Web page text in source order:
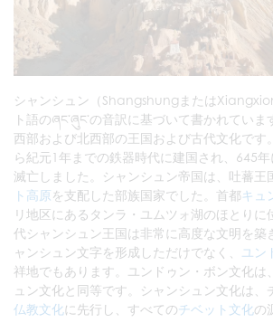
シャンシュン（Shangshungまたは
ト語のཞང་ཞུང་の音訳に基づいて書かれていま
西部および北西部の王国および古代文化です
ら紀元1年までの鉄器時代に建国され、645
滅亡しました。シャンシュン帝国は、吐蕃王
ト高原を支配した部族国家でした。首都キュ
リ地区にあるタンラ・ユムツォ湖のほとりに
代シャンシュン王国は非常に高度な文明を築
ャンシュン文字を形成しただけでなく、
ユン
祥地でもあります。ユンドゥン・ボン文化は
ュン文化と同等です。シャンシュン文化は、
仏教文化に先行し、すべてのチベット文化の